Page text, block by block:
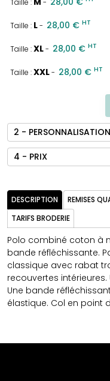
Taille : L- 28,00 € HT
Taille :XL- 28,00 € HT
Taille :XXL- 28,00 € HT
2 - PERSONNALISATION
4 - PRIX
DESCRIPTION REMISES
TARIFS BRODERIE
Polo combiné coton à
bande réfléchissante.
classique avec rabat
recouvertes
Une bande
élastique. Col en point